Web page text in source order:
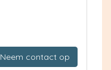
Neem contact op